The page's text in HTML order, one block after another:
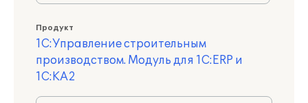
Продукт
1С:Управление строительным
производством. Модуль для 1С:ERP и
1С:КА2